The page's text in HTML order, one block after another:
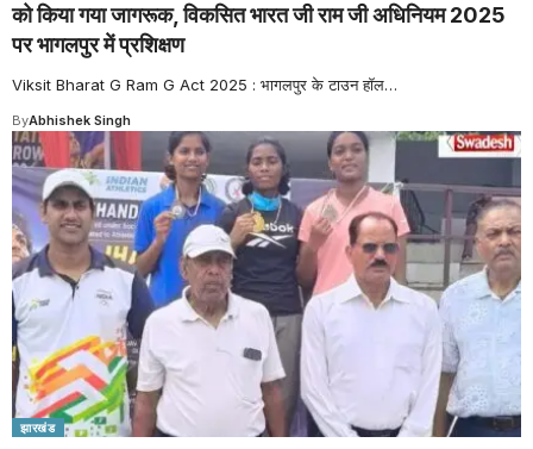
को किया गया जागरूक, विकसित भारत जी राम जी अधिनियम 2025
पर भागलपुर में प्रशिक्षण
Viksit Bharat G Ram G Act 2025 : भागलपुर के टाउन हॉल…
ByAbhishek Singh
झारखंड